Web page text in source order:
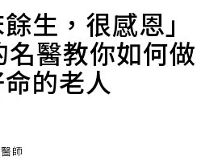
生，很感恩」
醫教你如何做
的老人
師